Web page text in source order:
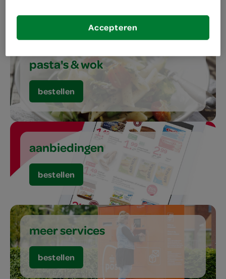
pasta's & wok
bestellen
aanbiedingen
bestellen
meer services
bestellen
Accepteren